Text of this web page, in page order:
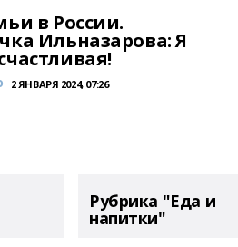
в России.
Ильназарова: Я
2 ЯНВАРЯ 2024, 07:26
Рубрика "Еда и
напитки"